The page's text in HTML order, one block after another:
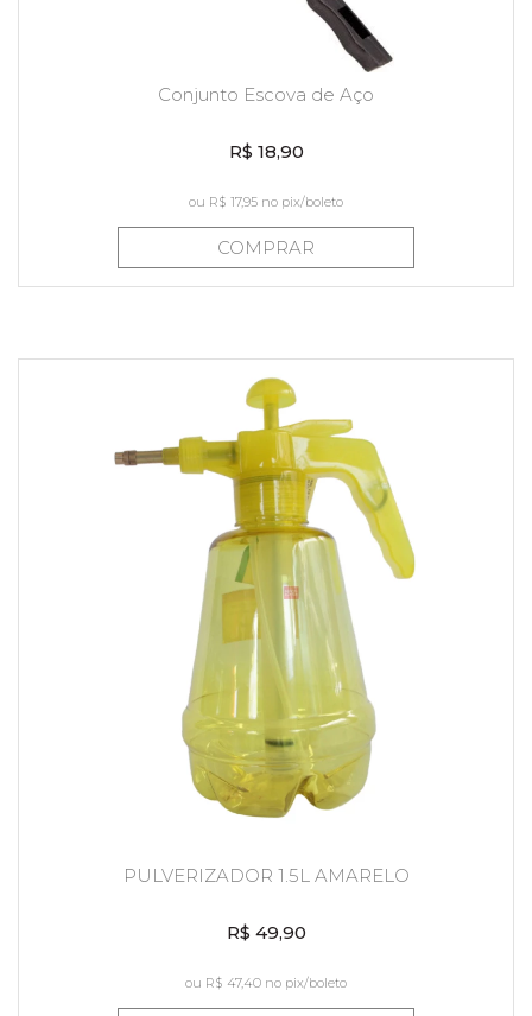
Conjunto Escova de Aço
R$ 18,90
ou R$ 17,95 no pix/boleto
COMPRAR
PULVERIZADOR 1.5L AMARELO
R$ 49,90
ou R$ 47,40 no pix/boleto